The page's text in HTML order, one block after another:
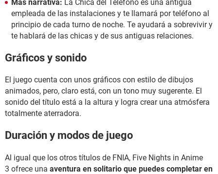
Más narrativa: La Chica del Teléfono es una antigua
empleada de las instalaciones y te llamará por teléfono al
principio de cada turno de noche. Te ayudará a sobrevivir y
te hablará de las chicas y de sus antiguas relaciones.
Gráficos y sonido
El juego cuenta con unos gráficos con estilo de dibujos
animados, pero, claro está, con un tono muy sugerente. El
sonido del título está a la altura y logra crear una atmósfera
totalmente aterradora.
Duración y modos de juego
Al igual que los otros títulos de FNIA, Five Nights in Anime
3 ofrece una aventura en solitario que puedes completar en